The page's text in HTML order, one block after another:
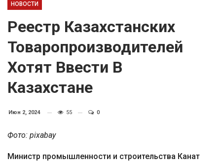
НОВОСТИ
Реестр Казахстанских
Товаропроизводителей
Хотят Ввести В
Казахстане
Июн 2, 2024 55 0
Фото: pixabay
Министр промышленности и строительства Канат